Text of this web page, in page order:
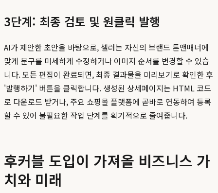
3단계: 최종 검토 및 원클릭 발행
AI가 제안한 초안을 바탕으로, 셀러는 자신의 브랜드 톤앤매너에
맞게 문구를 미세하게 수정하거나 이미지 순서를 변경할 수 있습
니다. 모든 편집이 완료되면, 최종 결과물을 미리보기로 확인한 후
'발행하기' 버튼을 클릭합니다. 생성된 상세페이지는 HTML 코드
로 다운로드 받거나, 주요 쇼핑몰 플랫폼에 곧바로 연동하여 등록
할 수 있어 불필요한 작업 단계를 획기적으로 줄여줍니다.
후커블 도입이 가져올 비즈니스 가
치와 미래